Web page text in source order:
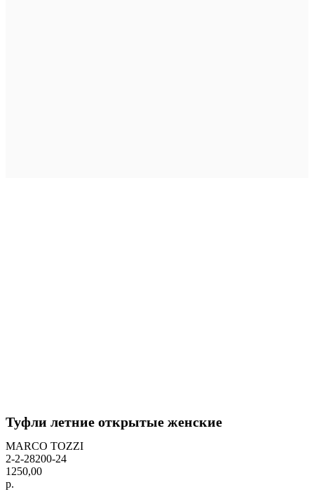
Туфли летние открытые женские
MARCO TOZZI
2-2-28200-24
1250,00
р.